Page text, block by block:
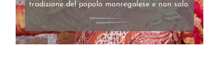
tradizione del popolo monregalese e non solo.